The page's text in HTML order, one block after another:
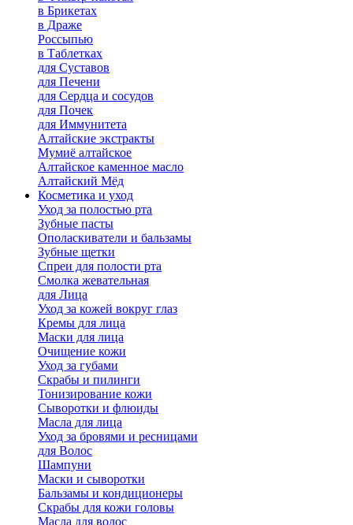
в Брикетах
в Драже
Россыпью
в Таблетках
для Cуставов
для Печени
для Сердца и сосудов
для Почек
для Иммунитета
Алтайские экстракты
Мумиё алтайское
Алтайское каменное масло
Алтайский Мёд
Косметика и уход
Уход за полостью рта
Зубные пасты
Ополаскиватели и бальзамы
Зубные щетки
Спреи для полости рта
Смолка жевательная
для Лица
Уход за кожей вокруг глаз
Кремы для лица
Маски для лица
Очищение кожи
Уход за губами
Скрабы и пилинги
Тонизирование кожи
Сыворотки и флюиды
Масла для лица
Уход за бровями и ресницами
для Волос
Шампуни
Маски и сыворотки
Бальзамы и кондиционеры
Скрабы для кожи головы
Масла для волос